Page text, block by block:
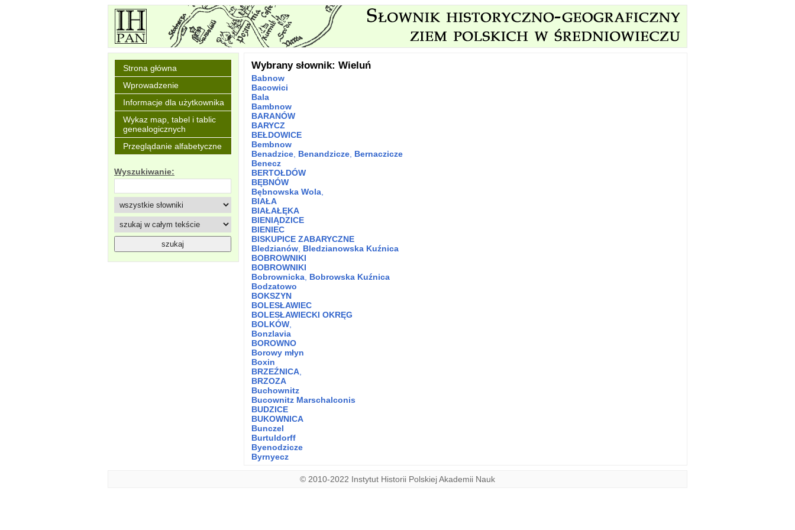
Strona główna
Wprowadzenie
Informacje dla użytkownika
Wykaz map, tabel i tablic
genealogicznych
Przeglądanie alfabetyczne
Wyszukiwanie:
Wybrany słownik: Wieluń
Babnow
Bacowici
Bala
Bambnow
BARANÓW
BARYCZ
BEŁDOWICE
Bembnow
Benadzice Benandzicze Bernaczicze
Benecz
BERTOŁDÓW
BĘBNÓW
Bębnowska Wola
BIAŁA
BIAŁAŁĘKA
BIENIĄDZICE
BIENIEC
BISKUPICE ZABARYCZNE
Bledzianów Bledzianowska Kuźnica
BOBROWNIKI
BOBROWNIKI
Bobrownicka Bobrowska Kuźnica
Bodzatowo
BOKSZYN
BOLESŁAWIEC
BOLESŁAWIECKI OKRĘG
BOLKÓW
Bonzlavia
BOROWNO
Borowy młyn
Boxin
BRZEŹNICA
BRZOZA
Buchownitz
Bucownitz Marschalconis
BUDZICE
BUKOWNICA
Bunczel
Burtuldorff
Byenodzicze
Byrnyecz
© 2010-2022 Instytut Historii Polskiej Akademii Nauk